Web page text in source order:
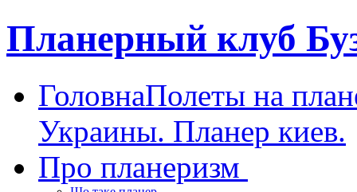
Планерный клуб
ГоловнаПолеты на
Украины. Планер киев.
Про планеризм